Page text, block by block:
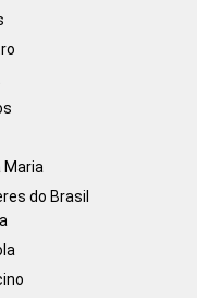
Maria
do Brasil